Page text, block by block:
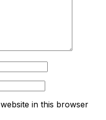
in this browser